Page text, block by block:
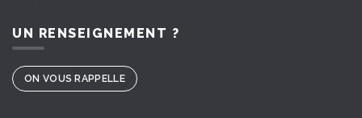
UN RENSEIGNEMENT ?
ON VOUS RAPPELLE